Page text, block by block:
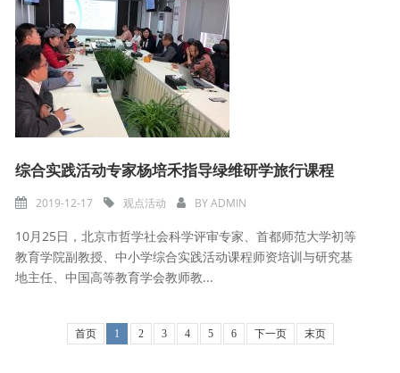
综合实践活动专家杨培禾指导绿维研学旅行课程
2019-12-17 观点活动 BYADMIN
10月25日，北京市哲学社会科学评审专家、首都师范大学初等
教育学院副教授、中小学综合实践活动课程师资培训与研究基
地主任、中国高等教育学会教师教...
首页 1 2 3 4 5 6 下一页 末页